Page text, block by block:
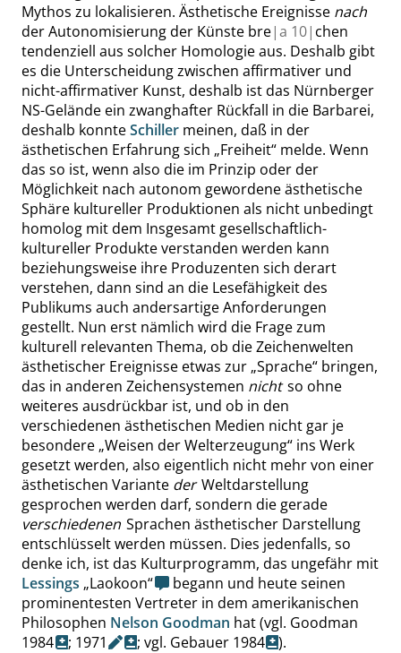
Mythos zu lokalisieren. Ästhetische Ereignisse nach
der Autonomisierung der Künste bre|a 10| chen
tendenziell aus solcher Homologie aus. Deshalb gibt
es die Unterscheidung zwischen affirmativer und
nicht-affirmativer Kunst, deshalb ist das Nürnberger
NS-Gelände ein zwanghafter Rückfall in die Barbarei,
deshalb konnteSchiller meinen, daß in der
ästhetischen Erfahrung sich „Freiheit“ melde. Wenn
das so ist, wenn also die im Prinzip oder der
Möglichkeit nach autonom gewordene ästhetische
Sphäre kultureller Produktionen als nicht unbedingt
homolog mit dem Insgesamt gesellschaftlich-
kultureller Produkte verstanden werden kann
beziehungsweise ihre Produzenten sich derart
verstehen, dann sind an die Lesefähigkeit des
Publikums auch andersartige Anforderungen
gestellt. Nun erst nämlich wird die Frage zum
kulturell relevanten Thema, ob die Zeichenwelten
ästhetischer Ereignisse etwas zur „Sprache“ bringen,
das in anderen Zeichensystemen nichtso ohne
weiteres ausdrückbar ist, und ob in den
verschiedenen ästhetischen Medien nicht gar je
besondere „Weisen der Welterzeugung“ ins Werk
gesetzt werden, also eigentlich nicht mehr von einer
ästhetischen Variante derWeltdarstellung
gesprochen werden darf, sondern die gerade
verschiedenen Sprachen ästhetischer Darstellung
entschlüsselt werden müssen. Dies jedenfalls, so
denke ich, ist das Kulturprogramm, das ungefähr mit
Lessings „Laokoon“
begann und heute seinen
prominentesten Vertreter in dem amerikanischen
Philosophen Nelson Goodman hat (vgl. Goodman
1984
; 1971 ; vgl. Gebauer 1984
).